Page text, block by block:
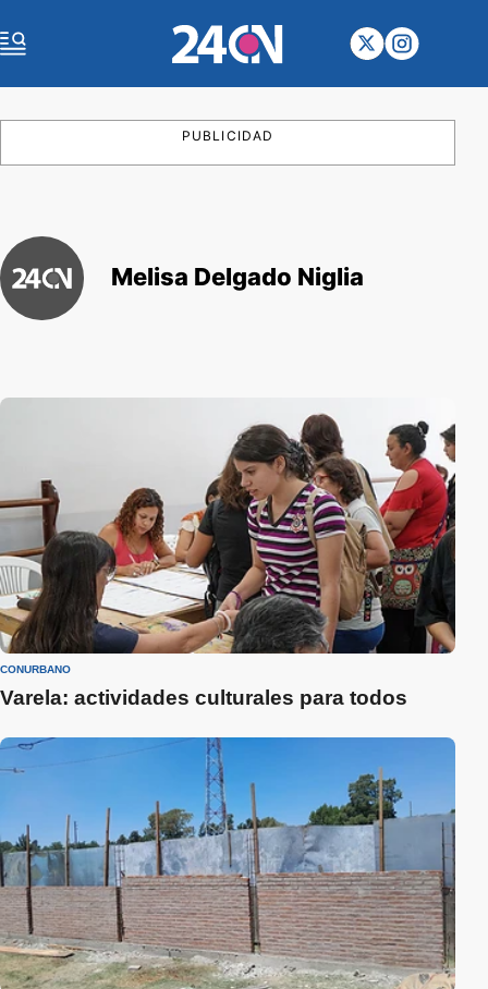
PUBLICIDAD
Melisa Delgado Niglia
CONURBANO
Varela: actividades culturales para todos